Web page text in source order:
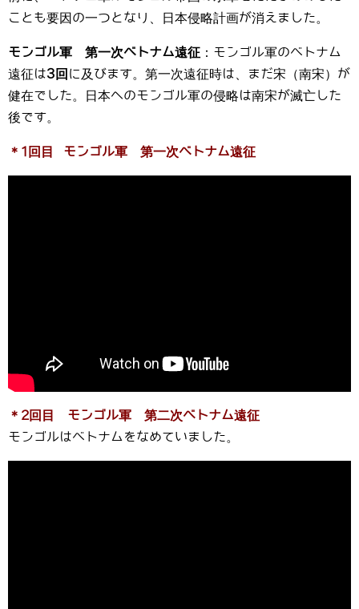
ことも要因の一つとなり、日本侵略計画が消えました。
モンゴル軍 第一次ベトナム遠征 ：モンゴル軍のベトナム
遠征は3回 に及びます。第一次遠征時は、まだ宋（南宋）が
健在でした。日本へのモンゴル軍の侵略は南宋が滅亡した
後です。
＊1回目 モンゴル軍 第一次ベトナム遠征
＊2回目 モンゴル軍 第二次ベトナム遠征
モンゴルはベトナムをなめていました。